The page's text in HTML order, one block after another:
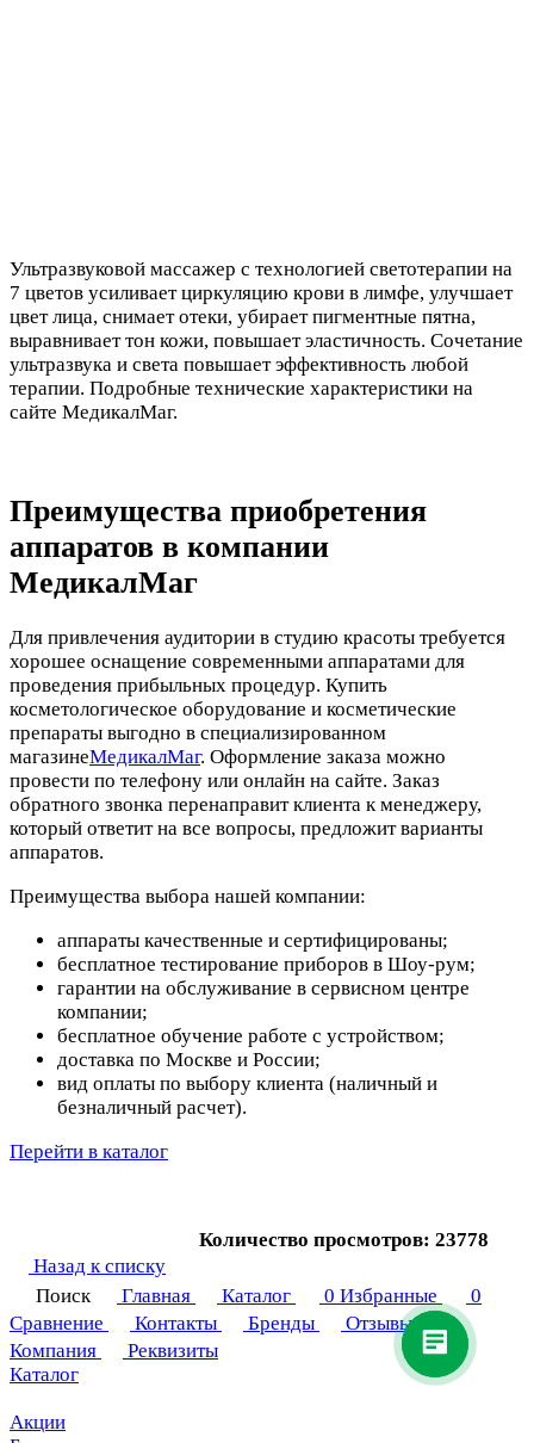
Ультразвуковой массажер с технологией светотерапии на
7 цветов усиливает циркуляцию крови в лимфе, улучшает
цвет лица, снимает отеки, убирает пигментные пятна,
выравнивает тон кожи, повышает эластичность. Сочетание
ультразвука и света повышает эффективность любой
терапии. Подробные технические характеристики на
сайте МедикалМаг.
Преимущества приобретения
аппаратов в компании
МедикалМаг
Для привлечения аудитории в студию красоты требуется
хорошее оснащение современными аппаратами для
проведения прибыльных процедур. Купить
косметологическое оборудование и косметические
препараты выгодно в специализированном
магазинеМедикалМаг. Оформление заказа можно
провести по телефону или онлайн на сайте. Заказ
обратного звонка перенаправит клиента к менеджеру,
который ответит на все вопросы, предложит варианты
аппаратов.
Преимущества выбора нашей компании:
аппараты качественные и сертифицированы;
бесплатное тестирование приборов в Шоу-рум;
гарантии на обслуживание в сервисном центре
компании;
бесплатное обучение работе с устройством;
доставка по Москве и России;
вид оплаты по выбору клиента (наличный и
безналичный расчет).
Перейти в каталог
Количество просмотров: 23778
Назад к списку
Поиск
Главная Каталог 0 Избранные
0
Сравнение
Контакты Бренды
Отзывы
Компания
Реквизиты
Каталог
Акции